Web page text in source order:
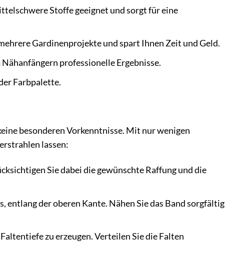
Stoffe geeignet und sorgt für eine
Gardinenprojekte und spart Ihnen Zeit und Geld.
professionelle Ergebnisse.
Farbpalette.
besonderen Vorkenntnisse. Mit nur wenigen
lassen:
Sie dabei die gewünschte Raffung und die
entlang der oberen Kante. Nähen Sie das Band sorgfältig
zu erzeugen. Verteilen Sie die Falten